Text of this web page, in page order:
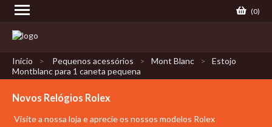
(0)
Início Pequenos acessórios Mont Blanc
Estojo
Montblanc para 1 caneta pequena
Novos Relógios Rolex
Visite a nossa loja e aprecie os nossos modelos Rolex